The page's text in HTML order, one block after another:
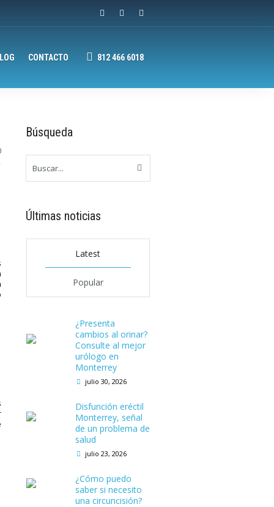
CONTACTO 812 466 6018
Búsqueda
Últimas noticias
Latest
Popular
¿Presenta
cambios al orinar?
Consulte al mejor
urólogo en
Monterrey
julio 30, 2026
Disfunción eréctil
Monterrey, señal
de un problema de
salud
julio 23, 2026
¿Cómo puedo
saber si necesito
una circuncisión?